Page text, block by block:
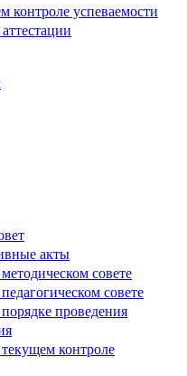
контроле успеваемости
акты
совете
совете
проведения
контроле